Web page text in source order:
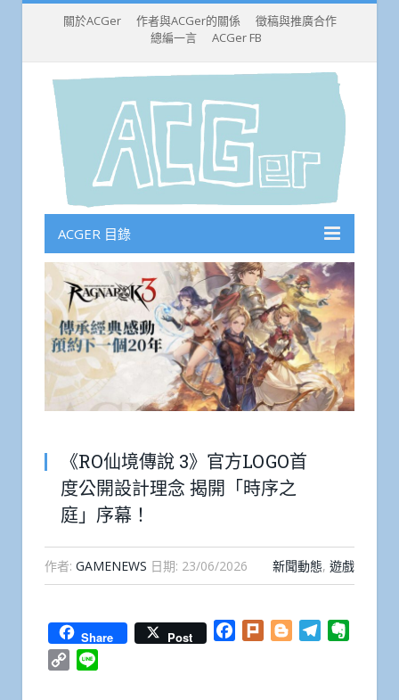
關於ACGer 作者與ACGer的關係
徵稿與推廣合作
總編一言
ACGer FB
ACGER 目錄
《RO仙境傳說 3》官方LOGO首
度公開設計理念 揭開「時序之
庭」序幕！
作者: GAMENEWS 日期: 23/06/2026 新聞動態, 遊戲
Share Post Facebook
Plurk BloggerTelegram
Copy